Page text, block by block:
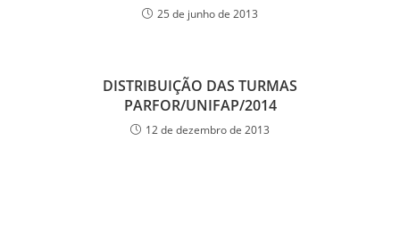
25 de junho de 2013
DISTRIBUIÇÃO DAS TURMAS
PARFOR/UNIFAP/2014
12 de dezembro de 2013